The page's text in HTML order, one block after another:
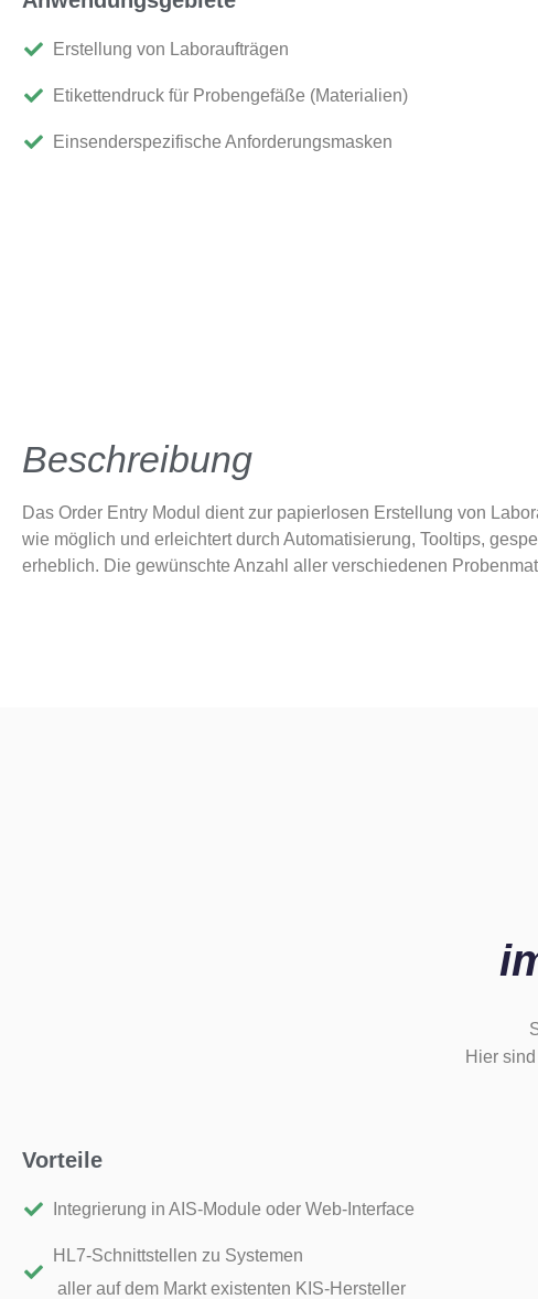
Erstellung von Laboraufträgen
Etikettendruck für Probengefäße (Materialien)
Einsenderspezifische Anforderungsmasken
Beschreibung
Das Order Entry Modul dient zur papierlosen Erstellung von
wie möglich und erleichtert durch Automatisierung, Tooltips,
erheblich. Die gewünschte Anzahl aller verschiedenen
Hier
Vorteile
Integrierung in AIS-Module oder Web-Interface
HL7-Schnittstellen zu Systemen
aller auf dem Markt existenten KIS-Hersteller